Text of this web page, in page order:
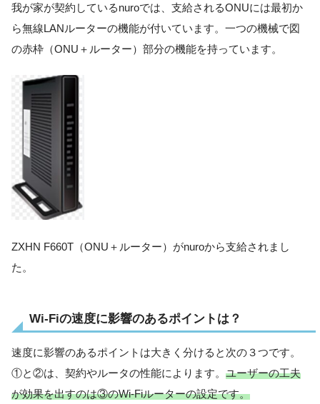
我が家が契約しているnuroでは、支給されるONUには最初か
ら無線LANルーターの機能が付いています。一つの機械で図
の赤枠（ONU＋ルーター）部分の機能を持っています。
ZXHN F660T（ONU＋ルーター）がnuroから支給されまし
た。
Wi-Fiの速度に影響のあるポイントは？
速度に影響のあるポイントは大きく分けると次の３つです。
①と②は、契約やルータの性能によります。 ユーザーの工夫
が効果を出すのは③のWi-Fiルーターの設定です。